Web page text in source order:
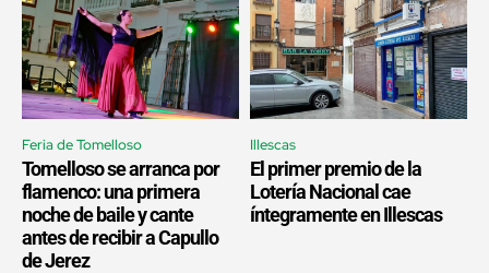
Feria de Tomelloso
Tomelloso se arranca por
flamenco: una primera
noche de baile y cante
antes de recibir a Capullo
de Jerez
Illescas
El primer premio de la
Lotería Nacional cae
íntegramente en Illescas